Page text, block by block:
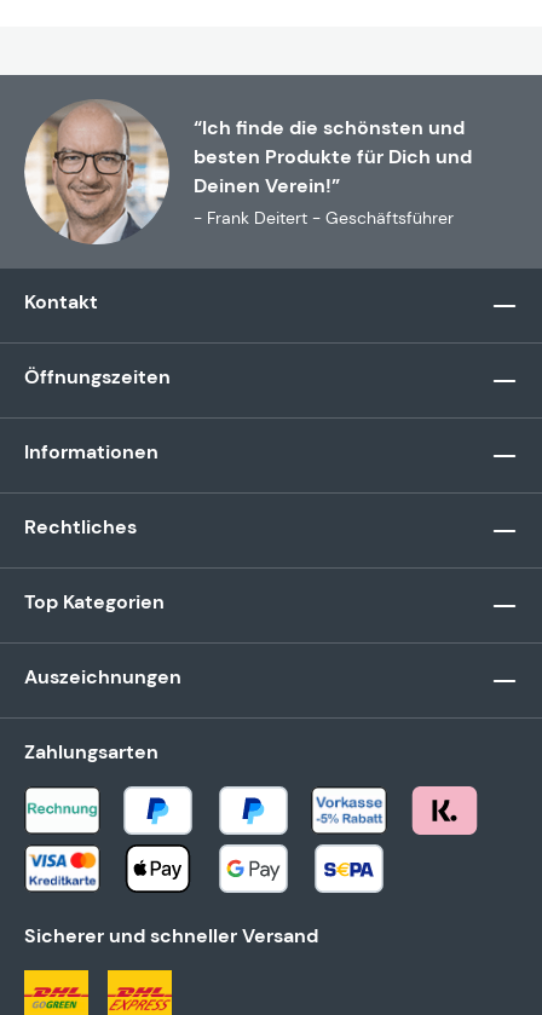
“Ich finde die schönsten und
besten Produkte für Dich und
Deinen Verein!”
- Frank Deitert - Geschäftsführer
Kontakt
Öffnungszeiten
Informationen
Rechtliches
Top Kategorien
Auszeichnungen
Zahlungsarten
Sicherer und schneller Versand